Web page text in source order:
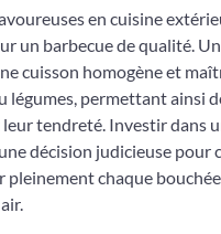
en cuisine
un barbecue de qualité.
cuisson homogène et
légumes, permettant ainsi
tendreté. Investir dans
décision judicieuse pour
chaque